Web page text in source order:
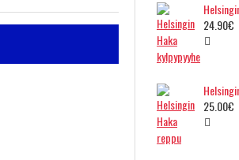
24.90€
25.00€